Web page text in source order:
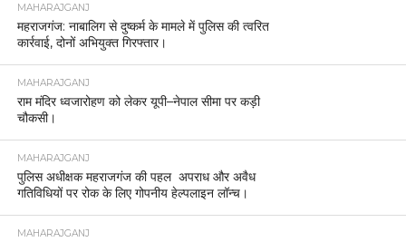
MAHARAJGANJ
महराजगंज: नाबालिग से दुष्कर्म के मामले में पुलिस की त्वरित
कार्रवाई, दोनों अभियुक्त गिरफ्तार।
MAHARAJGANJ
राम मंदिर ध्वजारोहण को लेकर यूपी–नेपाल सीमा पर कड़ी
चौकसी।
MAHARAJGANJ
पुलिस अधीक्षक महराजगंज की पहल अपराध और अवैध
गतिविधियों पर रोक के लिए गोपनीय हेल्पलाइन लॉन्च।
MAHARAJGANJ